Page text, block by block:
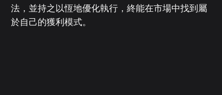
法，並持之以恆地優化執行，終能在市場中找到屬
於自己的獲利模式。